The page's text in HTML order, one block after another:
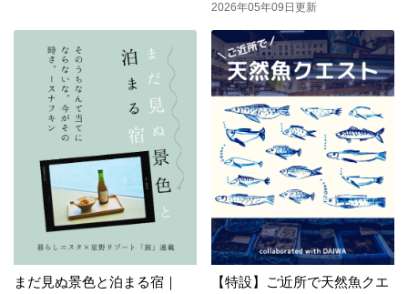
2026年05年09日更新
まだ見ぬ景色と泊まる宿｜
【特設】ご近所で天然魚クエ